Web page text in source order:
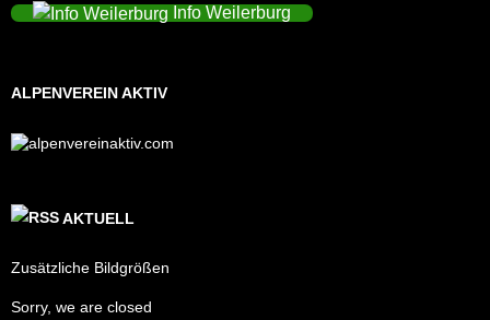
Info Weilerburg
ALPENVEREIN AKTIV
AKTUELL
Zusätzliche Bildgrößen
Sorry, we are closed